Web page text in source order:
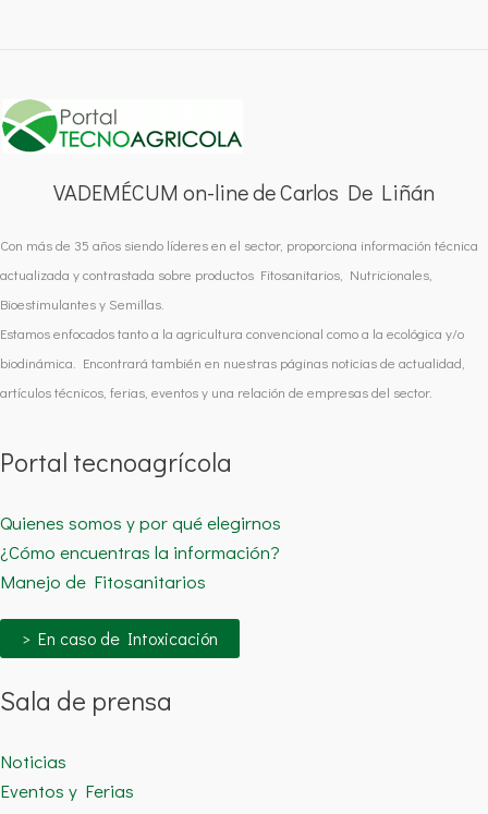
VADEMÉCUM on-line de Carlos De Liñán
Con más de 35 años siendo líderes en el sector, proporciona información técnica
actualizada y contrastada sobre productos Fitosanitarios, Nutricionales,
Bioestimulantes y Semillas.
Estamos enfocados tanto a la agricultura convencional como a la ecológica y/o
biodinámica. Encontrará también en nuestras páginas noticias de actualidad,
artículos técnicos, ferias, eventos y una relación de empresas del sector.
Portal tecnoagrícola
Quienes somos y por qué elegirnos
¿Cómo encuentras la información?
Manejo de Fitosanitarios
> En caso de Intoxicación
Sala de prensa
Noticias
Eventos y Ferias